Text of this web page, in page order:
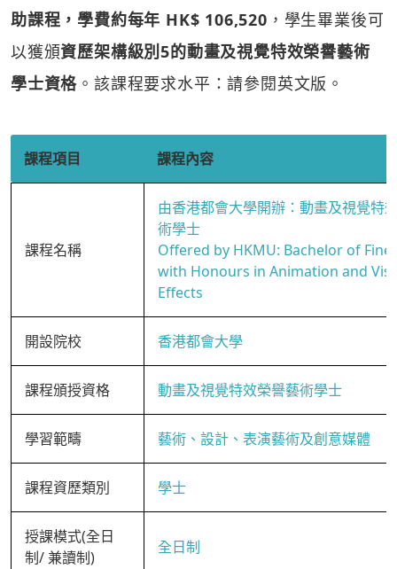
助課程，學費約每年 HK$ 106,520 ，學生畢業後可
以獲頒資歷架構級別5的動畫及視覺特效榮譽藝術
學士資格 。該課程要求水平：請參閱英文版。
課程項目 課程內容
課程名稱
由香港都會大學開辦：動畫及視覺特
術學士
Offered by HKMU: Bachelor of Fine
with Honours in Animation and
Effects
開設院校 香港都會大學
課程頒授資格 動畫及視覺特效榮譽藝術學士
學習範疇 藝術、設計、表演藝術及創意媒體
課程資歷類別 學士
授課模式(全日
制/ 兼讀制)
全日制